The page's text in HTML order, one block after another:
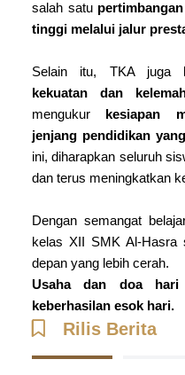
salah satu
tinggi melalui jalur
Selain itu, TKA juga
kekuatan dan
mengukur
kesiapan
jenjang pendidikan
ini, diharapkan seluruh
dan terus meningkatkan
Dengan semangat
kelas XII SMK Al-Hasra
depan yang lebih cerah.
Usaha dan doa
keberhasilan esok hari.
Rilis Berita